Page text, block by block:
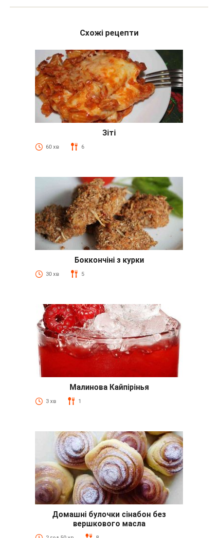
Схожі рецепти
Зіті
60 хв 6
Боккончіні з курки
30 хв 5
Малинова Кайпірінья
3 хв 1
Домашні булочки сінабон без
вершкового масла